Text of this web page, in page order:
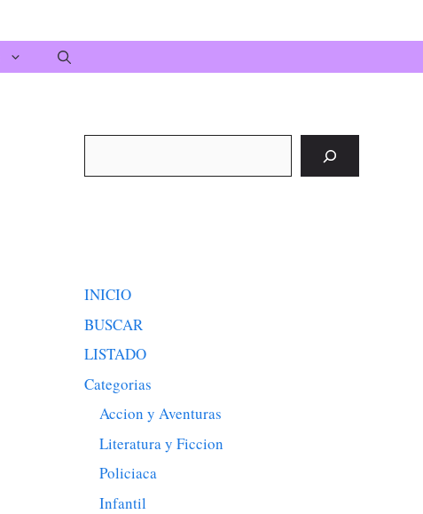
INICIO
BUSCAR
LISTADO
Categorias
Accion y Aventuras
Literatura y Ficcion
Policiaca
Infantil